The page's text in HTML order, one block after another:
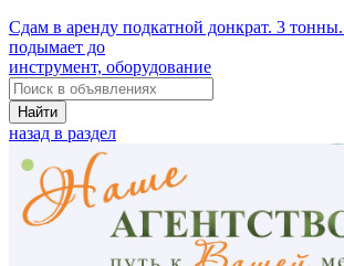
Сдам в аренду подкатной донкрат. 3
подымает до
инструмент, оборудование
Найти
назад в раздел